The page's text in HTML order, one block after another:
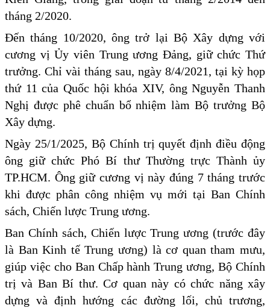
tháng 2/2020.
Đến tháng 10/2020, ông trở lại Bộ Xây dựng với
cương vị Ủy viên Trung ương Đảng, giữ chức Thứ
trưởng. Chỉ vài tháng sau, ngày 8/4/2021, tại kỳ họp
thứ 11 của Quốc hội khóa XIV, ông Nguyễn Thanh
Nghị được phê chuẩn bổ nhiệm làm Bộ trưởng Bộ
Xây dựng.
Ngày 25/1/2025, Bộ Chính trị quyết định điều động
ông giữ chức Phó Bí thư Thường trực Thành ủy
TP.HCM. Ông giữ cương vị này đúng 7 tháng trước
khi được phân công nhiệm vụ mới tại Ban Chính
sách, Chiến lược Trung ương.
Ban Chính sách, Chiến lược Trung ương (trước đây
là Ban Kinh tế Trung ương) là cơ quan tham mưu,
giúp việc cho Ban Chấp hành Trung ương, Bộ Chính
trị và Ban Bí thư. Cơ quan này có chức năng xây
dựng và định hướng các đường lối, chủ trương,